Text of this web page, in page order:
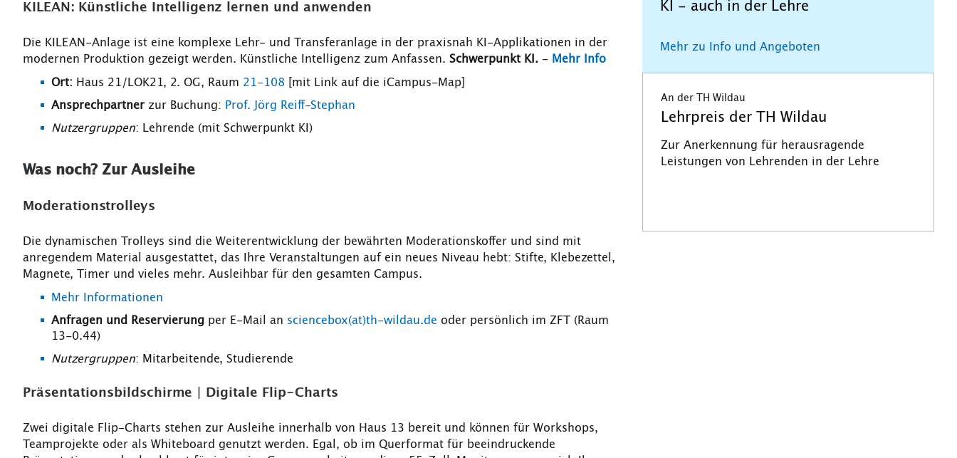
KILEAN: Künstliche Intelligenz lernen und anwenden
Die KILEAN-Anlage ist eine komplexe Lehr- und Transferanlage in der praxisnah KI-Applikationen in der
modernen Produktion gezeigt werden. Künstliche Intelligenz zum Anfassen. Schwerpunkt KI. - Mehr Info
Ort: Haus 21/LOK21, 2. OG, Raum 21-108 [mit Link auf die iCampus-Map]
Ansprechpartner zur Buchung: Prof. Jörg Reiff-Stephan
Nutzergruppen: Lehrende (mit Schwerpunkt KI)
Was noch? Zur Ausleihe
Moderationstrolleys
Die dynamischen Trolleys sind die Weiterentwicklung der bewährten Moderationskoffer und sind mit
anregendem Material ausgestattet, das Ihre Veranstaltungen auf ein neues Niveau hebt: Stifte, Klebezettel,
Magnete, Timer und vieles mehr. Ausleihbar für den gesamten Campus.
Mehr Informationen
Anfragen und Reservierung per E-Mail an sciencebox(at)th-wildau.de oder persönlich im ZFT (Raum
13-0.44)
Nutzergruppen: Mitarbeitende, Studierende
Präsentationsbildschirme | Digitale Flip-Charts
Zwei digitale Flip-Charts stehen zur Ausleihe innerhalb von Haus 13 bereit und können für Workshops,
Teamprojekte oder als Whiteboard genutzt werden. Egal, ob im Querformat für beeindruckende
KI - auch in der Lehre
Mehr zu Info und Angeboten
An der TH Wildau
Lehrpreis der TH Wildau
Zur Anerkennung für herausragende
Leistungen von Lehrenden in der Lehre